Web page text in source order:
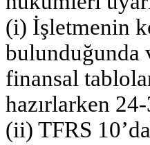
(i) İşletmenin
bulunduğunda
finansal
hazırlarken
(ii) TFRS